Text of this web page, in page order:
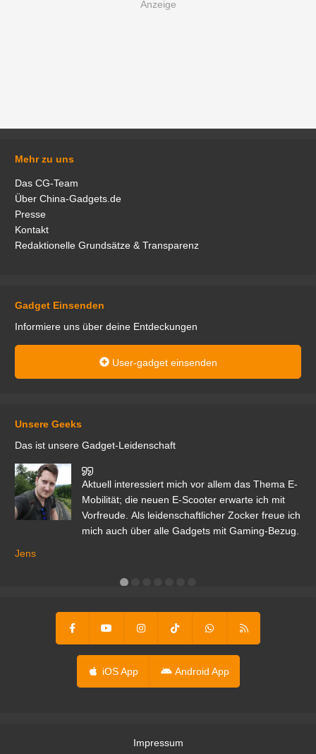
Mehr zu uns
Das CG-Team
Über China-Gadgets.de
Presse
Kontakt
Redaktionelle Grundsätze & Transparenz
Gadget Einsenden
Informiere uns über deine Entdeckungen
User-gadget einsenden
Unsere Geeks
Das ist unsere Gadget-Leidenschaft
Aktuell interessiert mich vor allem das Thema E-
Mobilität; die neuen E-Scooter erwarte ich mit
Vorfreude. Als leidenschaftlicher Zocker freue ich
mich auch über alle Gadgets mit Gaming-Bezug.
Jens
iOS App Android App
Impressum